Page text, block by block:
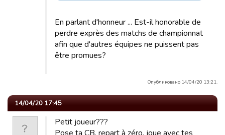
En parlant d'honneur ... Est-il honorable de
perdre exprès des matchs de championnat
afin que d'autres équipes ne puissent pas
être promues?
Опубликовано 14/04/20 13:21.
14/04/20 17:45
Petit joueur???